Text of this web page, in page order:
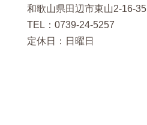
和歌山県田辺市東山2-16-35
TEL：0739-24-5257
定休日：日曜日